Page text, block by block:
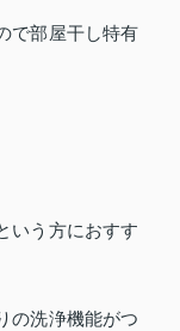
で部屋干し特有
いう方におすす
の洗浄機能がつ